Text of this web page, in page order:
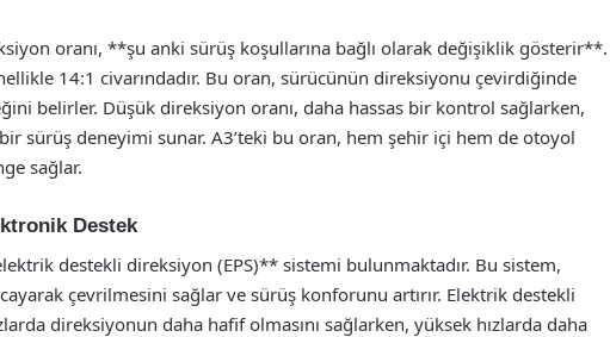
oranı, **şu anki sürüş koşullarına bağlı olarak değişiklik gösterir**.
14:1 civarındadır. Bu oran, sürücünün direksiyonu çevirdiğinde
belirler. Düşük direksiyon oranı, daha hassas bir kontrol sağlarken,
sürüş deneyimi sunar. A3’teki bu oran, hem şehir içi hem de otoyol
sağlar.
Destek
destekli direksiyon (EPS)** sistemi bulunmaktadır. Bu sistem,
çevrilmesini sağlar ve sürüş konforunu artırır. Elektrik destekli
direksiyonun daha hafif olmasını sağlarken, yüksek hızlarda daha